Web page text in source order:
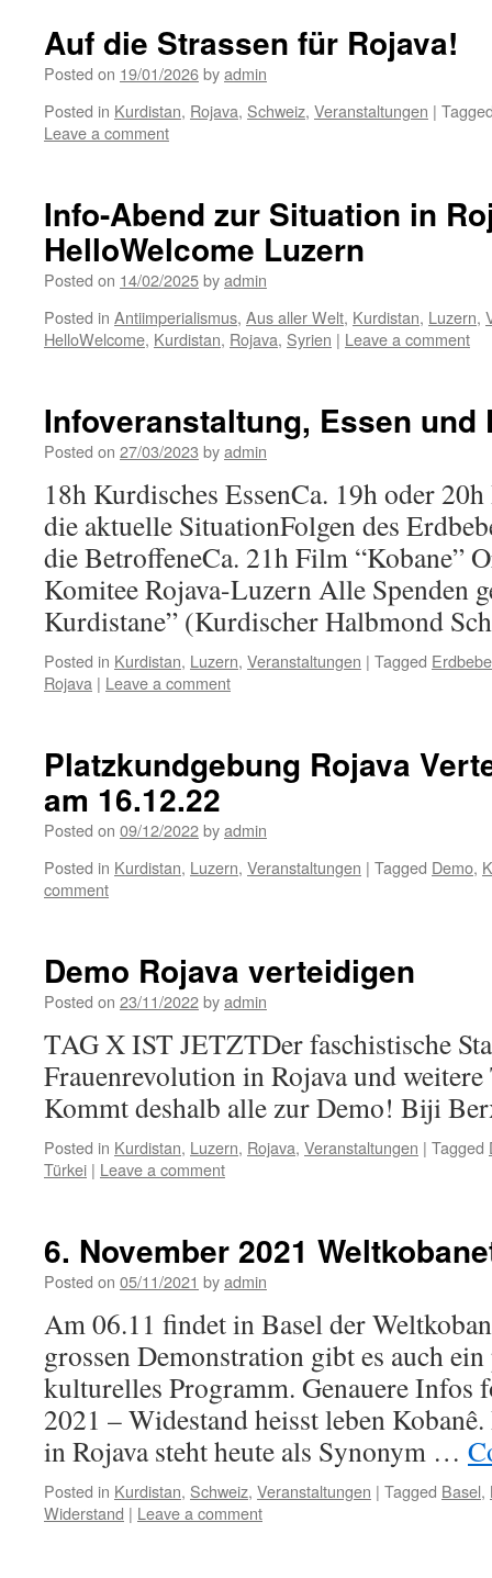
Auf die Strassen für Rojava!
Posted on 19/01/2026byadmin
Posted in Kurdistan, Rojava, Schweiz, Veranstaltungen |
Leave a comment
Info-Abend zur Situation in
HelloWelcome Luzern
Posted on 14/02/2025byadmin
Posted in Antiimperialismus, Aus aller Welt, Kurdistan, Luzern,
HelloWelcome, Kurdistan, Rojava, Syrien | Leave a comment
Infoveranstaltung, Essen und
Posted on 27/03/2023 byadmin
18h Kurdisches EssenCa. 19h oder
die aktuelle SituationFolgen des
die BetroffeneCa. 21h Film “Kobane”
Komitee Rojava-Luzern Alle Spenden
Kurdistane” (Kurdischer Halbmond
Posted in Kurdistan, Luzern, Veranstaltungen | Tagged
Rojava | Leave a comment
Platzkundgebung Rojava
am 16.12.22
Posted on 09/12/2022byadmin
Posted in Kurdistan, Luzern, Veranstaltungen | Tagged Demo,
comment
Demo Rojava verteidigen
Posted on 23/11/2022byadmin
TAG X IST JETZTDer faschistische
Frauenrevolution in Rojava und
Kommt deshalb alle zur Demo! Biji
Posted in Kurdistan, Luzern, Rojava, Veranstaltungen | Tagged
Türkei | Leave a comment
6. November 2021
Posted on 05/11/2021 byadmin
Am 06.11 findet in Basel der
grossen Demonstration gibt es auch
kulturelles Programm. Genauere Infos
2021 – Widestand heisst leben
in Rojava steht heute als Synonym …
Posted in Kurdistan, Schweiz, Veranstaltungen | Tagged Basel,
Widerstand | Leave a comment